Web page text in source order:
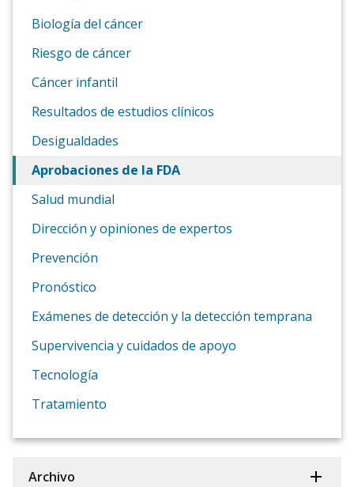
Biología del cáncer
Riesgo de cáncer
Cáncer infantil
Resultados de estudios clínicos
Desigualdades
Aprobaciones de la FDA
Salud mundial
Dirección y opiniones de expertos
Prevención
Pronóstico
Exámenes de detección y la detección temprana
Supervivencia y cuidados de apoyo
Tecnología
Tratamiento
Archivo